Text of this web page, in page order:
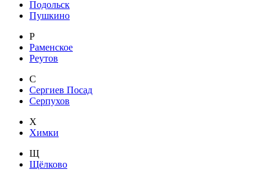
Подольск
Пушкино
Р
Раменское
Реутов
С
Сергиев Посад
Серпухов
Х
Химки
Щ
Щёлково